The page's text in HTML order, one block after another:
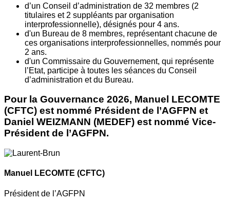
d’un Conseil d’administration de 32 membres (2
titulaires et 2 suppléants par organisation
interprofessionnelle), désignés pour 4 ans.
d'un Bureau de 8 membres, représentant chacune de
ces organisations interprofessionnelles, nommés pour
2 ans.
d'un Commissaire du Gouvernement, qui représente
l’Etat, participe à toutes les séances du Conseil
d’administration et du Bureau.
Pour la Gouvernance 2026, Manuel LECOMTE
(CFTC) est nommé Président de l’AGFPN et
Daniel WEIZMANN (MEDEF) est nommé Vice-
Président de l’AGFPN.
Manuel LECOMTE (CFTC)
Président de l’AGFPN